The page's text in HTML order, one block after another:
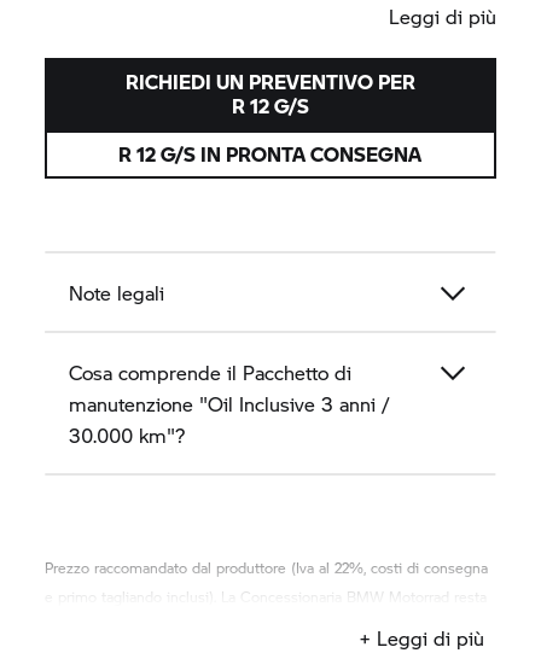
Leggi di più
RICHIEDI UN PREVENTIVO PER
R 12 G/S
R 12 G/S IN PRONTA CONSEGNA
Note legali
Cosa comprende il Pacchetto di
manutenzione "Oil Inclusive 3 anni /
30.000 km"?
Prezzo raccomandato dal produttore (Iva al 22%, costi di consegna
e primo tagliando inclusi). La Concessionaria BMW Motorrad
+ Leggi di più